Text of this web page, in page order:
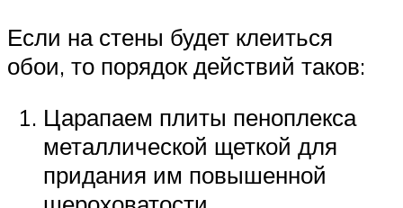
Если на стены будет клеиться
обои, то порядок действий таков:
Царапаем плиты пеноплекса
металлической щеткой для
придания им повышенной